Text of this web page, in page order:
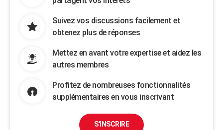
Suivez vos discussions facilement et
obtenez plus de réponses
Mettez en avant votre expertise et aidez les
autres membres
Profitez de nombreuses fonctionnalités
supplémentaires en vous inscrivant
S'INSCRIRE